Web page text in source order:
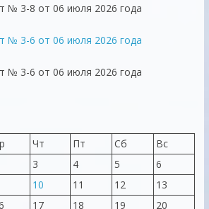
№ 3-8 от 06 июля 2026 года
№ 3-6 от 06 июля 2026 года
№ 3-6 от 06 июля 2026 года
Чт Пт Сб
Вс
3 4 5
6
10 11 12
13
17 18 19 20